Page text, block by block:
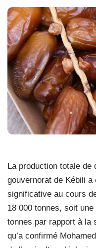
La production totale de
gouvernorat de Kébili
significative au cours
18 000 tonnes, soit
tonnes par rapport à la
qu’a confirmé